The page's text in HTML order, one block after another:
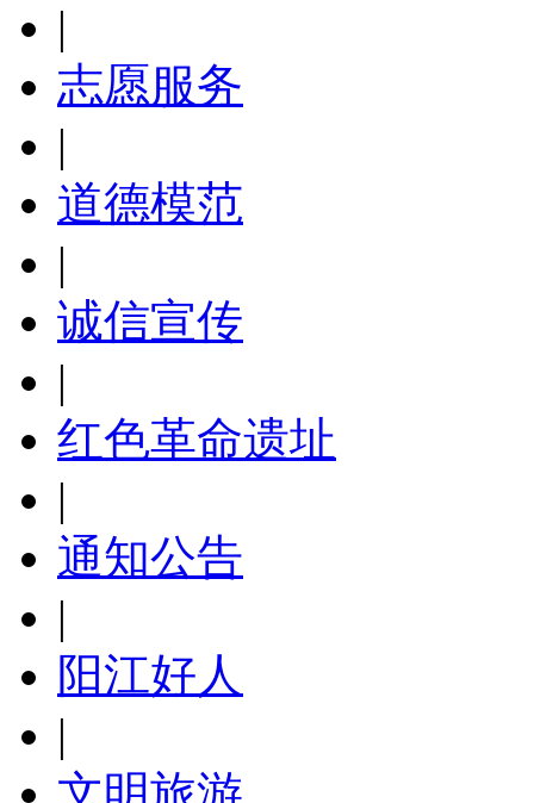
|
志愿服务
|
道德模范
|
诚信宣传
|
红色革命遗址
|
通知公告
|
阳江好人
|